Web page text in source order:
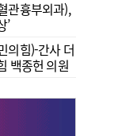
관흉부외과),
’
의힘)-간사 더
백종헌 의원